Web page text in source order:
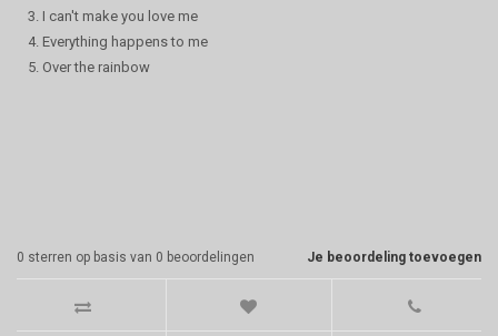
3. I can't make you love me
4. Everything happens to me
5. Over the rainbow
Je beoordeling toevoegen
0 sterren op basis van 0 beoordelingen